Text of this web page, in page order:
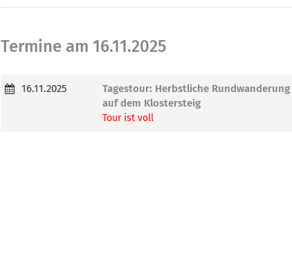
Termine am 16.11.2025
16.11.2025
Tagestour: Herbstliche Rundwanderung
auf dem Klostersteig
Tour ist voll